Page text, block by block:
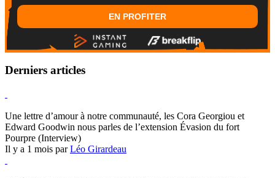
EN PROFITER
Derniers articles
Une lettre d’amour à notre communauté, les Cora Georgiou et
Edward Goodwin nous parles de l’extension Évasion du fort
Pourpre (Interview)
Il y a 1 mois parLéo Girardeau